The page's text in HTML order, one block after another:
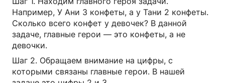
Например, У Ани 3 конфеты, а у Тани 2 конфеты.
Сколько всего конфет у девочек? В данной
задаче, главные герои — это конфеты, а не
девочки.
Шаг 2. Обращаем внимание на цифры, с
которыми связаны главные герои. В нашей